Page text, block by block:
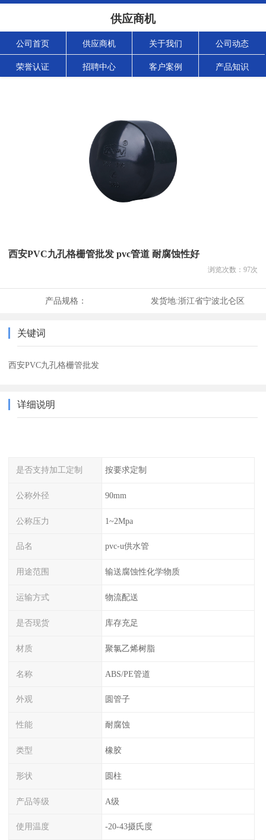
供应商机
公司首页 供应商机 关于我们 公司动态
荣誉认证 招聘中心 客户案例 产品知识
西安PVC九孔格栅管批发 pvc管道 耐腐蚀性好
浏览次数： 97次
产品规格： 发货地:浙江省宁波北仑区
关键词
西安PVC九孔格栅管批发
详细说明
是否支持加工定制 按要求定制
公称外径 90mm
公称压力 1~2Mpa
品名 pvc-u供水管
用途范围 输送腐蚀性化学物质
运输方式 物流配送
是否现货 库存充足
材质 聚氯乙烯树脂
名称 ABS/PE管道
外观 圆管子
性能 耐腐蚀
类型 橡胶
形状 圆柱
产品等级 A级
使用温度 -20-43摄氏度